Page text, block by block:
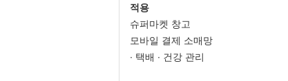
적용
슈퍼마켓 창고
모바일 결제 소매망
∙ 택배 ∙ 건강 관리